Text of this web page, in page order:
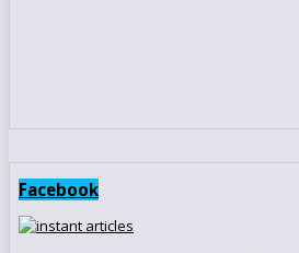
Facebook